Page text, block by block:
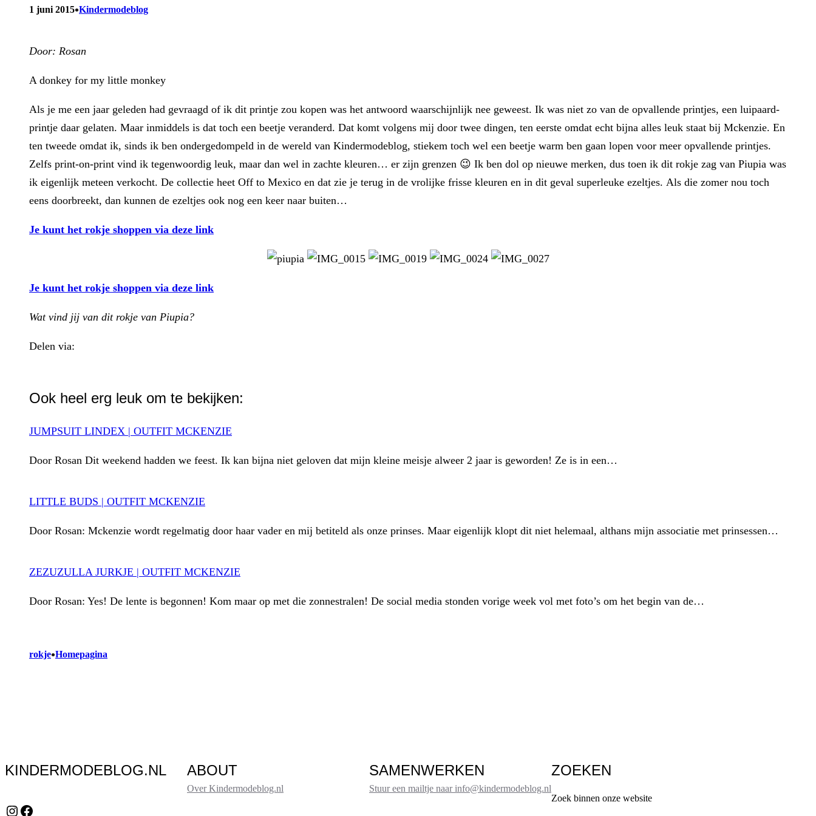
1 juni 2015•Kindermodeblog
Door: Rosan
A donkey for my little monkey
Als je me een jaar geleden had gevraagd of ik dit printje zou kopen was het antwoord waarschijnlijk nee geweest. Ik was niet zo van de opvallende printjes, een luipaard-
printje daar gelaten. Maar inmiddels is dat toch een beetje veranderd. Dat komt volgens mij door twee dingen, ten eerste omdat echt bijna alles leuk staat bij Mckenzie. En
ten tweede omdat ik, sinds ik ben ondergedompeld in de wereld van Kindermodeblog, stiekem toch wel een beetje warm ben gaan lopen voor meer opvallende printjes.
Zelfs print-on-print vind ik tegenwoordig leuk, maar dan wel in zachte kleuren… er zijn grenzen 😉 Ik ben dol op nieuwe merken, dus toen ik dit rokje zag van Piupia was
ik eigenlijk meteen verkocht. De collectie heet Off to Mexico en dat zie je terug in de vrolijke frisse kleuren en in dit geval superleuke ezeltjes. Als die zomer nou toch
eens doorbreekt, dan kunnen de ezeltjes ook nog een keer naar buiten…
Je kunt het rokje shoppen via deze link
Je kunt het rokje shoppen via deze link
Wat vind jij van dit rokje van Piupia?
Delen via:
Ook heel erg leuk om te bekijken:
JUMPSUIT LINDEX | OUTFIT MCKENZIE
Door Rosan Dit weekend hadden we feest. Ik kan bijna niet geloven dat mijn kleine meisje alweer 2 jaar is geworden! Ze is in een…
LITTLE BUDS | OUTFIT MCKENZIE
Door Rosan: Mckenzie wordt regelmatig door haar vader en mij betiteld als onze prinses. Maar eigenlijk klopt dit niet helemaal, althans mijn associatie met prinsessen…
ZEZUZULLA JURKJE | OUTFIT MCKENZIE
Door Rosan: Yes! De lente is begonnen! Kom maar op met die zonnestralen! De social media stonden vorige week vol met foto’s om het begin van de…
rokje•Homepagina
KINDERMODEBLOG.NL
Instagram Facebook
ABOUT
Over Kindermodeblog.nl
SAMENWERKEN
Stuur een mailtje naar info@kindermodeblog.nl
ZOEKEN
Zoek binnen onze website